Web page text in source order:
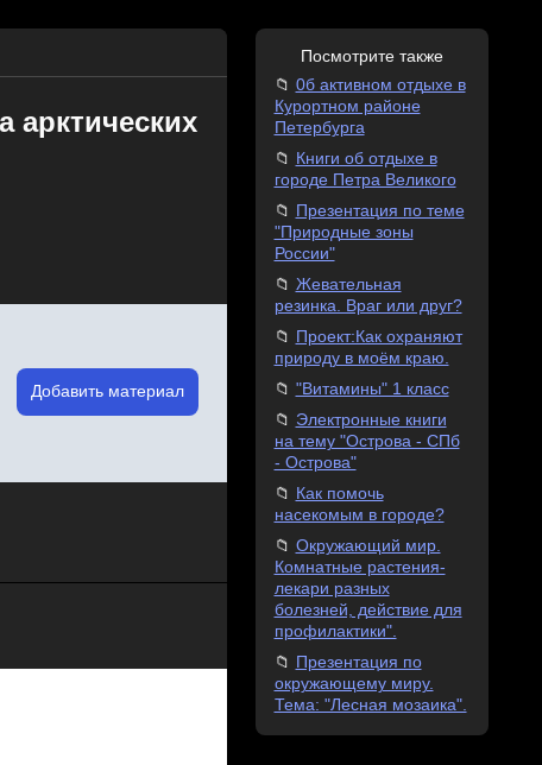
Добавить материал
Посмотрите также
0б активном отдыхе в
Курортном районе
Петербурга
Книги об отдыхе в
городе Петра Великого
Презентация по теме
"Природные зоны
России"
Жевательная
резинка. Враг или друг?
Проект:Как охраняют
природу в моём краю.
"Витамины" 1 класс
Электронные книги
на тему "Острова - СПб
- Острова"
Как помочь
насекомым в городе?
Окружающий мир.
Комнатные растения-
лекари разных
болезней, действие для
профилактики".
Презентация по
окружающему миру.
Тема: "Лесная мозаика".